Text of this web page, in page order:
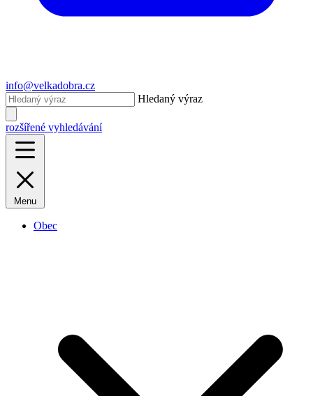
info@velkadobra.cz
Hledaný výraz
rozšířené vyhledávání
Menu
Obec